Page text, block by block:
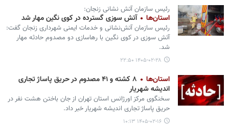
رئیس سازمان آتش نشانی زنجان:
استان‌ها آتش سوزی گسترده در کوی نگین مهار شد
رئیس سازمان آتش‌نشانی و خدمات ایمنی شهرداری زنجان گفت:
آتش سوزی در کوی نگین با رهاسازی دو مصدوم حادثه مهار
شد.
۱۴۰۵-۰۲-۲۸ ۲۲:۵۰
استان‌ها
۸ کشته و ۴١ مصدوم در حریق پاساژ تجاری
اندیشه شهریار
سخنگوی مرکز اورژانس استان تهران از جان باختن هشت نفر در
حریق پاساژ تجاری اندیشه شهریار خبر داد.
۱۴۰۵-۰۲-۱۶ ۱۰:۱۳